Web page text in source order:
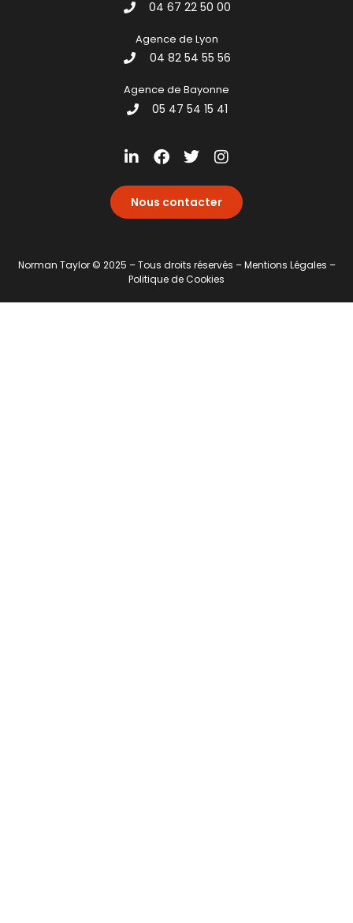
04 67 22 50 00
Agence de Lyon
04 82 54 55 56
Agence de Bayonne
05 47 54 15 41
Nous contacter
Norman Taylor © 2025 – Tous droits réservés –Mentions Légales –
Politique de Cookies